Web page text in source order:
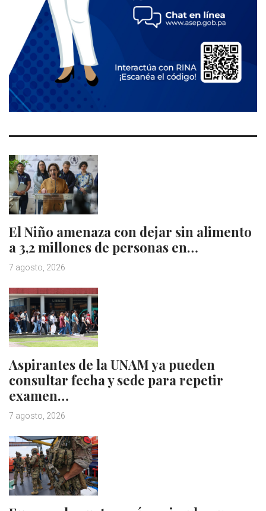
El Niño amenaza con dejar sin alimento
a 3,2 millones de personas en…
7 agosto, 2026
Aspirantes de la UNAM ya pueden
consultar fecha y sede para repetir
examen…
7 agosto, 2026